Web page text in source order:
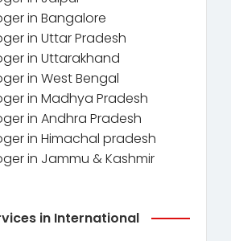
in Bangalore
in Uttar Pradesh
in Uttarakhand
in West Bengal
in Madhya Pradesh
in Andhra Pradesh
in Himachal pradesh
in Jammu & Kashmir
in International